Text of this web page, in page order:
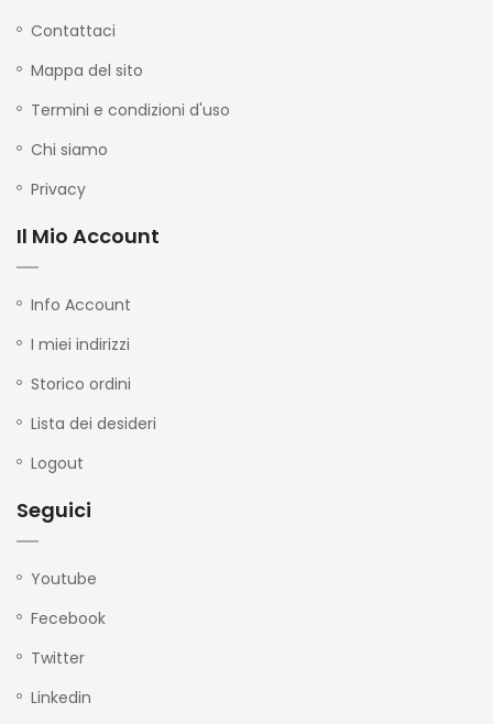
Contattaci
Mappa del sito
Termini e condizioni d'uso
Chi siamo
Privacy
Il Mio Account
Info Account
I miei indirizzi
Storico ordini
Lista dei desideri
Logout
Seguici
Youtube
Fecebook
Twitter
Linkedin